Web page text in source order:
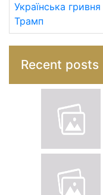
Українська гривня
Трамп
Recent posts